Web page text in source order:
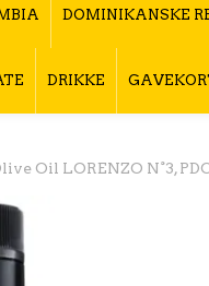
DOMINIKANSKE
DRIKKE
Oil LORENZO N°3,